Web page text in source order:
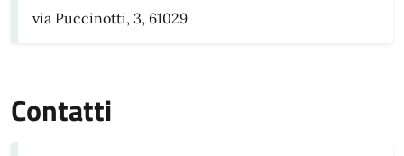
via Puccinotti, 3, 61029
Contatti